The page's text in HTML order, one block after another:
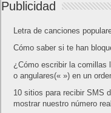
Publicidad
Letra de canciones
Cómo saber si te han
¿Cómo escribir la comillas
o angulares(« ») en un
10 sitios para recibir SMS
mostrar nuestro número real